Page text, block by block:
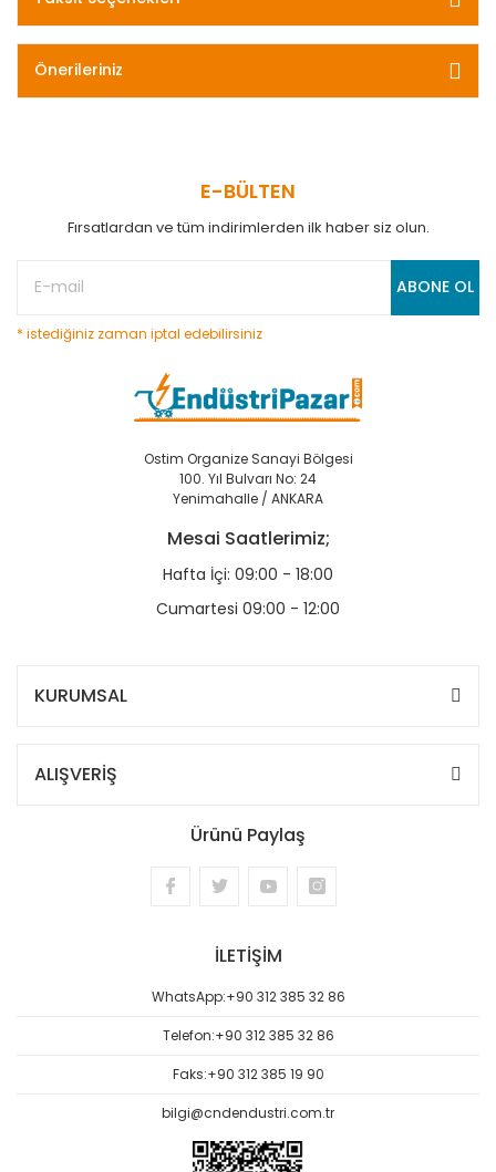
Önerileriniz
E-BÜLTEN
Fırsatlardan ve tüm indirimlerden ilk haber siz olun.
ABONE OL
* istediğiniz zaman iptal edebilirsiniz
Ostim Organize Sanayi Bölgesi
100. Yıl Bulvarı No: 24
Yenimahalle / ANKARA
Mesai Saatlerimiz;
Hafta İçi: 09:00 - 18:00
Cumartesi 09:00 - 12:00
KURUMSAL
ALIŞVERİŞ
Ürünü Paylaş
İLETİŞİM
WhatsApp:+90 312 385 32 86
Telefon:+90 312 385 32 86
Faks:+90 312 385 19 90
bilgi@cndendustri.com.tr